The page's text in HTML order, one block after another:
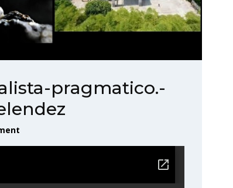
pragmatico.-